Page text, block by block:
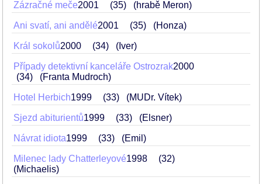
Zázračné meče2001 35 (hrabě Meron)
Ani svatí, ani andělé2001 35 (Honza)
Král sokolů2000 34 (Iver)
Případy detektivní kanceláře Ostrozrak2000
34
(Franta Mudroch)
Hotel Herbich1999 33 (MUDr. Vítek)
Sjezd abiturientů1999 33 (Elsner)
Návrat idiota1999 33 (Emil)
Milenec lady Chatterleyové1998
32
(Michaelis)